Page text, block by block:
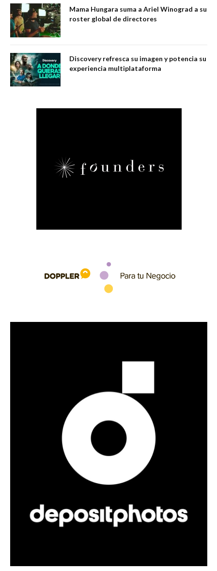
Mama Hungara suma a Ariel Winograd a su
roster global de directores
Discovery refresca su imagen y potencia su
experiencia multiplataforma